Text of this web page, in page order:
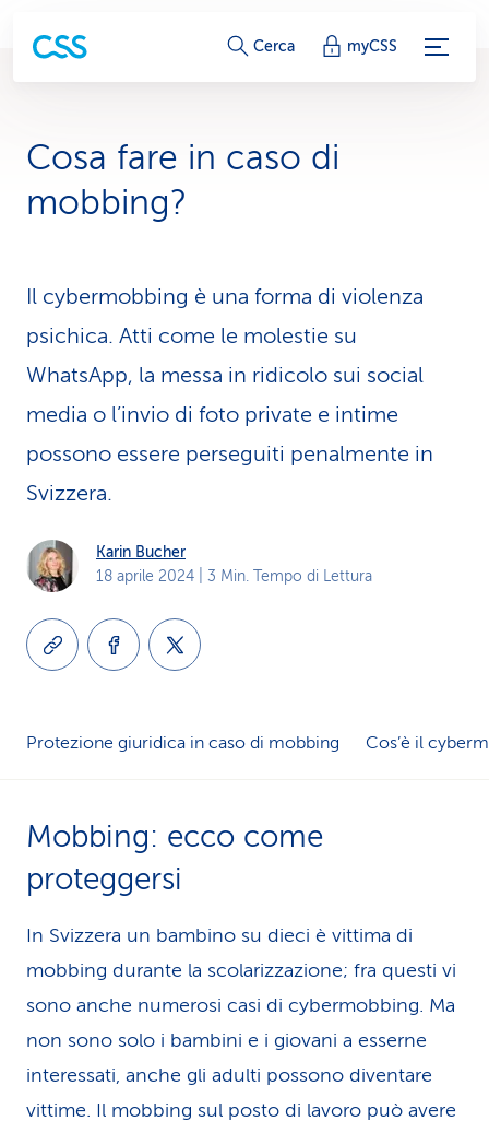
c
a
m
d
r
o
Cerca myCSS
Cosa fare in caso di
mobbing?
Il cybermobbing è una forma di violenza
psichica. Atti come le molestie su
WhatsApp, la messa in ridicolo sui social
media o l’invio di foto private e intime
possono essere perseguiti penalmente in
Svizzera.
Karin Bucher
18 aprile 2024 | 3 Min. Tempo di Lettura
Protezione giuridica in caso di mobbing Cos’è il
Mobbing: ecco come
proteggersi
In Svizzera un bambino su dieci è vittima di
mobbing durante la scolarizzazione; fra questi vi
sono anche numerosi casi di cybermobbing. Ma
non sono solo i bambini e i giovani a esserne
interessati, anche gli adulti possono diventare
vittime. Il mobbing sul posto di lavoro può avere